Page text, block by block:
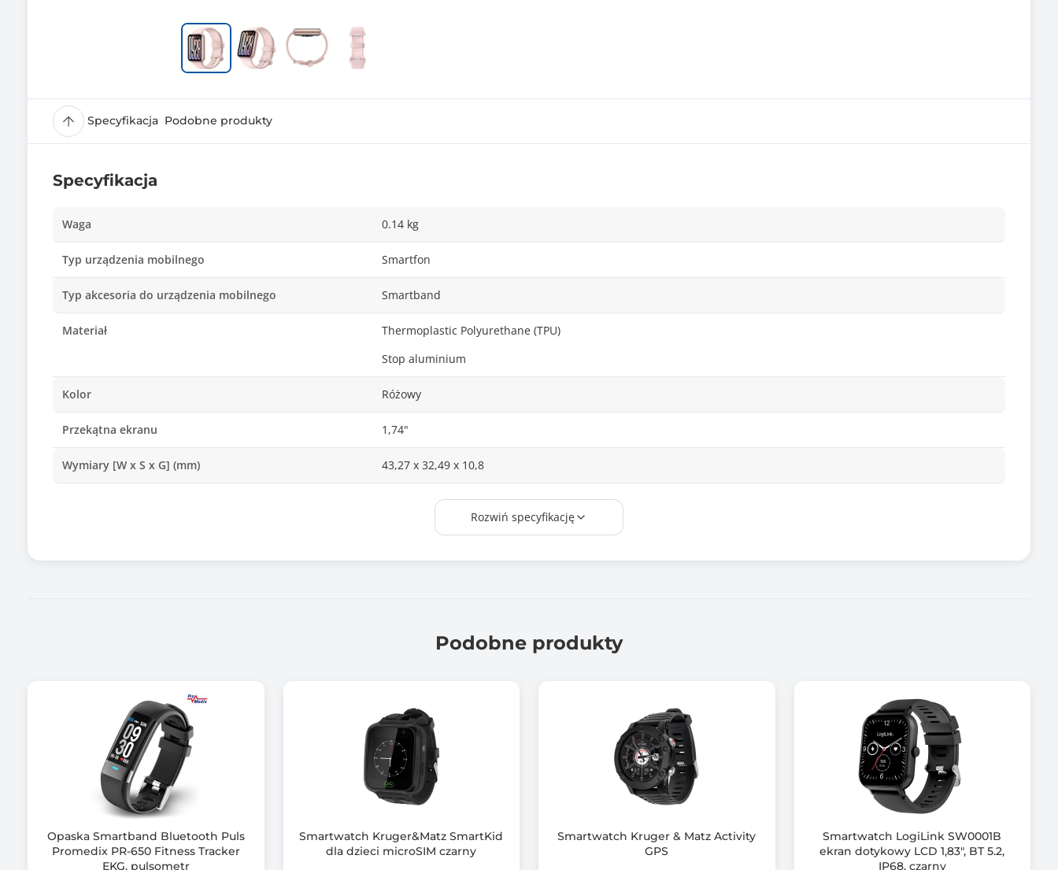
Specyfikacja Podobne produkty
Specyfikacja
Waga 0.14 kg
Typ urządzenia mobilnego Smartfon
Typ akcesoria do urządzenia mobilnego Smartband
Materiał
Thermoplastic Polyurethane (TPU)
Stop aluminium
Kolor Różowy
Przekątna ekranu 1,74"
Wymiary [W x S x G] (mm) 43,27 x 32,49 x 10,8
Instrukcja obsługi
Kabel zasilający
Ekran dodykowy AMOLED
Funkcje:
- Punkty witalności
- Ponad 150 trybów sportowych
- Śledzenie snu
- Monitorowanie SpO2
- Monitorowanie tętna
Rozwiń specyfikację
Podobne produkty
Opaska Smartband Bluetooth Puls
Promedix PR-650 Fitness Tracker
EKG, pulsometr
Smartwatch Kruger&Matz SmartKid
dla dzieci microSIM czarny
Smartwatch Kruger & Matz Activity
GPS
Smartwatch LogiLink SW0001B
ekran dotykowy LCD 1,83", BT 5.2,
IP68, czarny